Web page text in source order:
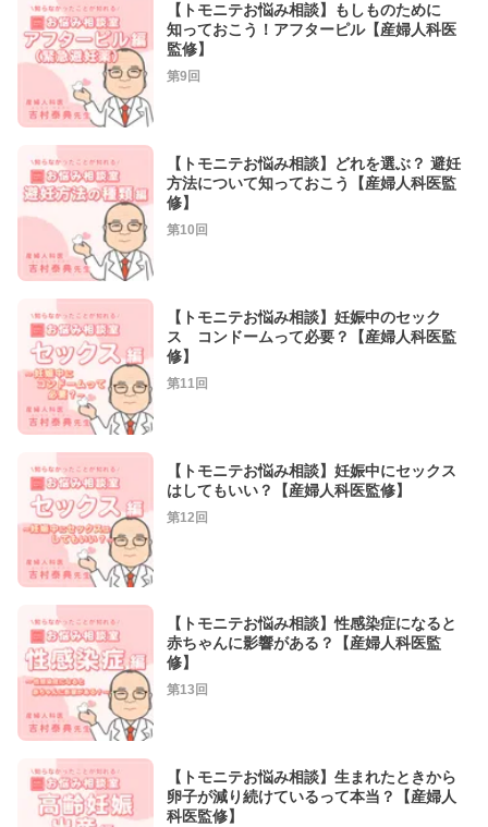
【トモニテお悩み相談】もしものために
知っておこう！アフターピル【産婦人科医
監修】
第9回
【トモニテお悩み相談】どれを選ぶ？ 避妊
方法について知っておこう【産婦人科医監
修】
第10回
【トモニテお悩み相談】妊娠中のセック
ス コンドームって必要？【産婦人科医監
修】
第11回
【トモニテお悩み相談】妊娠中にセックス
はしてもいい？【産婦人科医監修】
第12回
【トモニテお悩み相談】性感染症になると
赤ちゃんに影響がある？【産婦人科医監
修】
第13回
【トモニテお悩み相談】生まれたときから
卵子が減り続けているって本当？【産婦人
科医監修】